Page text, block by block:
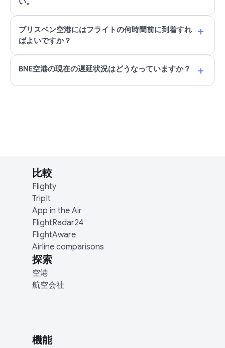
ブリスベン空港にはフライトの何時間前に到着すれ
ばよいですか？
+
BNE空港の現在の遅延状況はどうなっていますか？ +
比較
Flighty
TripIt
App in the Air
FlightRadar24
FlightAware
Airline comparisons
探索
空港
航空会社
機能